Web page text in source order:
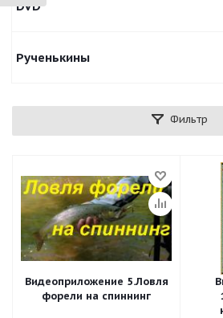
DVD
Рученькины
Фильтр
Видеоприложение 5.Ловля
форели на спиннинг